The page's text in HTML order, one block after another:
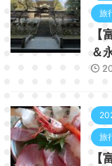
旅
【
＆
旅
【